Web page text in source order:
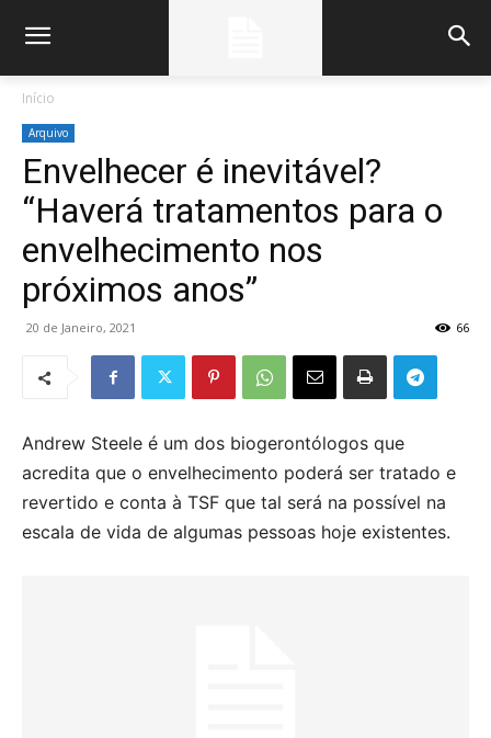
Início
Arquivo
Envelhecer é inevitável?
“Haverá tratamentos para o
envelhecimento nos
próximos anos”
20 de Janeiro, 2021 66
Andrew Steele é um dos biogerontólogos que
acredita que o envelhecimento poderá ser tratado e
revertido e conta à TSF que tal será na possível na
escala de vida de algumas pessoas hoje existentes.